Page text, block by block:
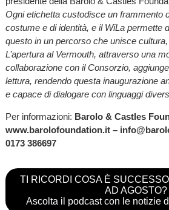
Ogni etichetta custodisce un frammento
costume e di identità, e il WiLa permette
questo in un percorso che unisce
L’apertura al Vermouth, attraverso una
collaborazione con il Consorzio,
lettura, rendendo questa inaugurazione
e capace di dialogare con linguaggi
Per informazioni: Barolo & Castles
www.barolofoundation.it –
0173 386697
TI RICORDI COSA È
AD AGOSTO?
Ascolta il podcast con le notizie